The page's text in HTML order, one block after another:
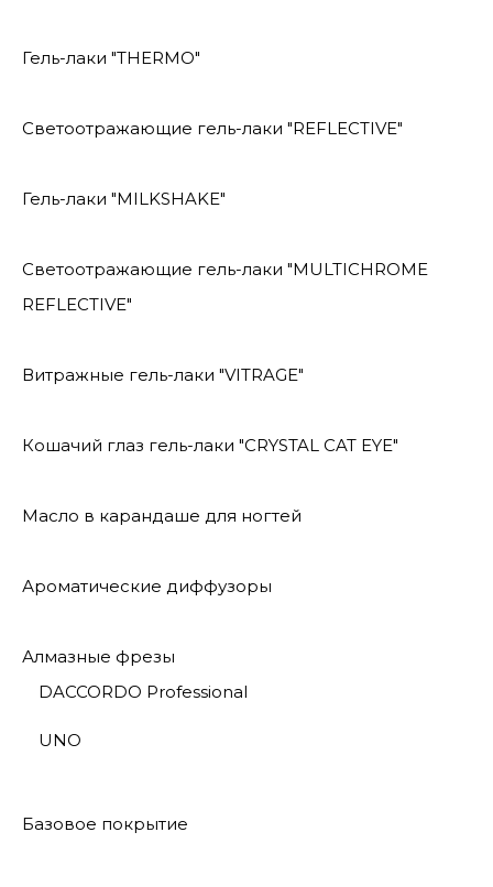
Гель-лаки "THERMO"
Светоотражающие гель-лаки "REFLECTIVE"
Гель-лаки "MILKSHAKE"
Светоотражающие гель-лаки "MULTICHROME
REFLECTIVE"
Витражные гель-лаки "VITRAGE"
Кошачий глаз гель-лаки "CRYSTAL CAT EYE"
Масло в карандаше для ногтей
Ароматические диффузоры
Алмазные фрезы
DACCORDO Professional
UNO
Базовое покрытие